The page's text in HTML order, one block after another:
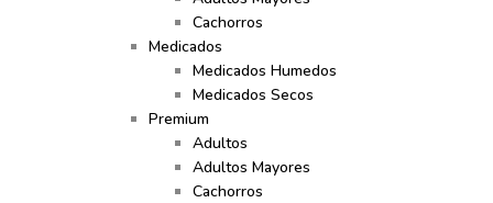
Cachorros
Medicados
Medicados Humedos
Medicados Secos
Premium
Adultos
Adultos Mayores
Cachorros